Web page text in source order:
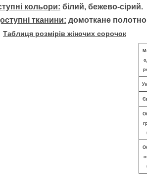
кольори: білий, бежево-сірий.
тканини: домоткане полотно
Таблиця розмірів жіночих сорочок